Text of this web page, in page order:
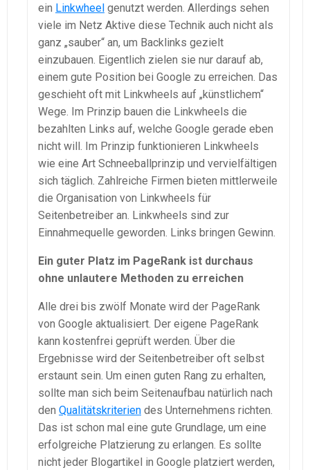
ein Linkwheel genutzt werden. Allerdings sehen
viele im Netz Aktive diese Technik auch nicht als
ganz „sauber“ an, um Backlinks gezielt
einzubauen. Eigentlich zielen sie nur darauf ab,
einem gute Position bei Google zu erreichen. Das
geschieht oft mit Linkwheels auf „künstlichem“
Wege. Im Prinzip bauen die Linkwheels die
bezahlten Links auf, welche Google gerade eben
nicht will. Im Prinzip funktionieren Linkwheels
wie eine Art Schneeballprinzip und vervielfältigen
sich täglich. Zahlreiche Firmen bieten mittlerweile
die Organisation von Linkwheels für
Seitenbetreiber an. Linkwheels sind zur
Einnahmequelle geworden. Links bringen Gewinn.
Ein guter Platz im PageRank ist durchaus
ohne unlautere Methoden zu erreichen
Alle drei bis zwölf Monate wird der PageRank
von Google aktualisiert. Der eigene PageRank
kann kostenfrei geprüft werden. Über die
Ergebnisse wird der Seitenbetreiber oft selbst
erstaunt sein. Um einen guten Rang zu erhalten,
sollte man sich beim Seitenaufbau natürlich nach
den Qualitätskriterien des Unternehmens richten.
Das ist schon mal eine gute Grundlage, um eine
erfolgreiche Platzierung zu erlangen. Es sollte
nicht jeder Blogartikel in Google platziert werden,